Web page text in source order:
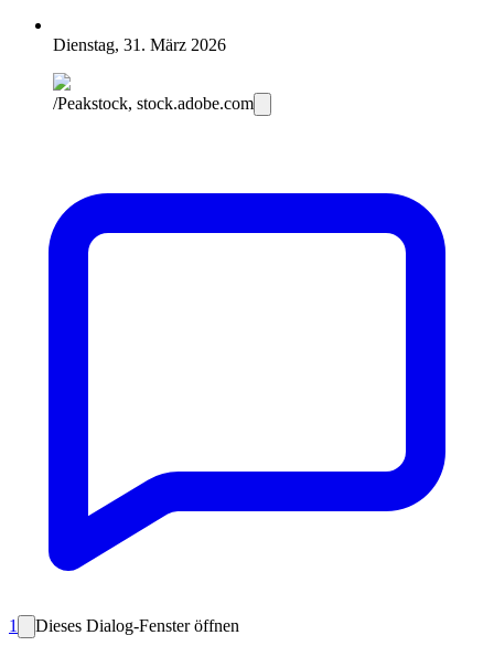
Dienstag, 31. März 2026
/Peakstock, stock.adobe.com
1 Dieses Dialog-Fenster öffnen